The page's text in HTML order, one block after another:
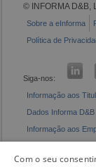
© INFORMA D&B,
Sobre a eInforma
Política de
Siga-nos:
Informação aos
Dados Informa D&B
Informação aos
Com o seu